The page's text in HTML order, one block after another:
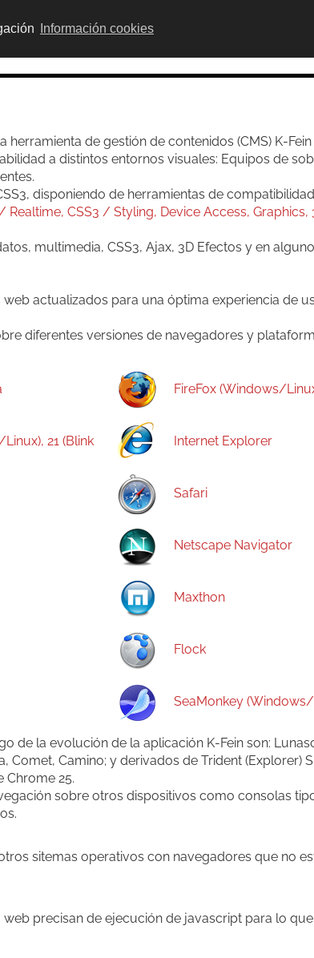
Información cookies
herramienta de gestión de contenidos (CMS) K-
a distintos entornos visuales: Equipos de
disponiendo de herramientas de
multimedia, CSS3, Ajax, 3D Efectos y en
actualizados para una óptima experiencia de
diferentes versiones de navegadores y
FireFox (Windows/
21 (Blink
Internet Explorer
Safari
Netscape Navigator
Maxthon
Flock
SeaMonkey
de la evolución de la aplicación K-Fein son:
Comet, Camino; y derivados de Trident
Chrome 25.
sobre otros dispositivos como consolas
sitemas operativos con navegadores que no
precisan de ejecución de javascript para lo